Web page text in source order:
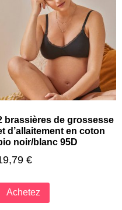
brassières de grossesse
d’allaitement en coton
noir/blanc 95D
€
Achetez